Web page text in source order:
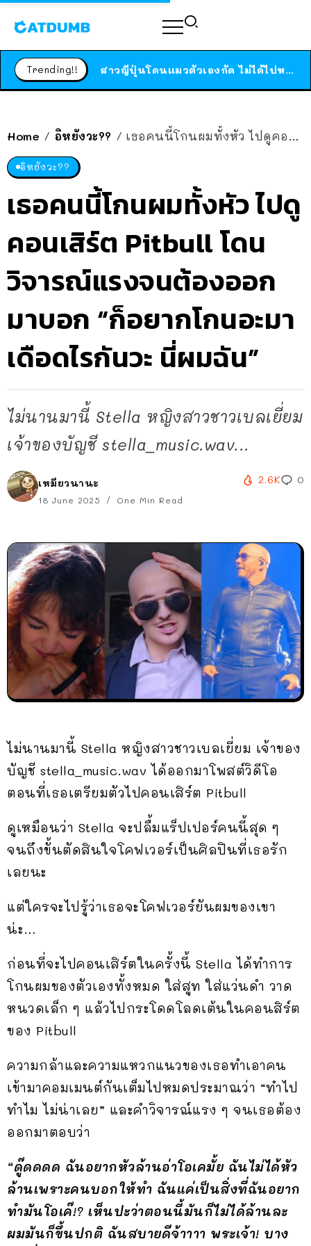
Trending!! ได้เวลาเด็กหนวดรวมตัว RF Online Next เปิดให้เล่นแล้ว เกม Sci-Fi MMORPG ระดับตำนาน เล่นได้ทั้งมือถือและ PC
Home / อิหยังวะ?? / เธอคนนี้โกนผมทั้งหัว ไปดูคอนเสิร์ต Pitbull โดนวิจารณ์แรงจนต้องออกมาบอก “ก็อยากโกนอะมาเดือดไรกันวะ นี่ผมฉัน”
อิหยังวะ??
เธอคนนี้โกนผมทั้งหัว ไปดู
คอนเสิร์ต Pitbull โดน
วิจารณ์แรงจนต้องออก
มาบอก “ก็อยากโกนอะมา
เดือดไรกันวะ นี่ผมฉัน”
ไม่นานมานี้ Stella หญิงสาวชาวเบลเยี่ยม
เจ้าของบัญชี stella_music.wav...
เหมียวนานะ
18 June 2025 One Min Read
2.6K 0
ไม่นานมานี้ Stella หญิงสาวชาวเบลเยี่ยม เจ้าของ
บัญชี stella_music.wav ได้ออกมาโพสต์วิดีโอ
ตอนที่เธอเตรียมตัวไปคอนเสิร์ต Pitbull
ดูเหมือนว่า Stella จะปลื้มแร็ปเปอร์คนนี้สุด ๆ
จนถึงขั้นตัดสินใจโคฟเวอร์เป็นศิลปินที่เธอรัก
เลยนะ
แต่ใครจะไปรู้ว่าเธอจะโคฟเวอร์ยันผมของเขา
น่ะ…
ก่อนที่จะไปคอนเสิร์ตในครั้งนี้ Stella ได้ทำการ
โกนผมของตัวเองทั้งหมด ใส่สูท ใส่แว่นดำ วาด
หนวดเล็ก ๆ แล้วไปกระโดดโลดเต้นในคอนสิร์ต
ของ Pitbull
ความกล้าและความแหวกแนวของเธอทำเอาคน
เข้ามาคอมเมนต์กันเต็มไปหมดประมาณว่า “ทำไป
ทำไม ไม่น่าเลย” และคำวิจารณ์แรง ๆ จนเธอต้อง
ออกมาตอบว่า
“ดู๊ดดดด ฉันอยากหัวล้านอ่าโอเคมั้ย ฉันไม่ได้หัว
ล้านเพราะคนบอกให้ทำ ฉันแค่เป็นสิ่งที่ฉันอยาก
ทำมันโอเค๊!? เห็นปะว่าตอนนี้มันก็ไม่ได้ล้านละ
ผมมันก็ขึ้นปกติ ฉันสบายดีจ้าาาา พระเจ้า! บาง